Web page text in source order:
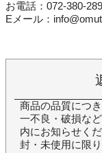
お電話：072-380-
Eメール：
商品の品質につ
一不良・破損な
内にお知らせく
封・未使用に限り